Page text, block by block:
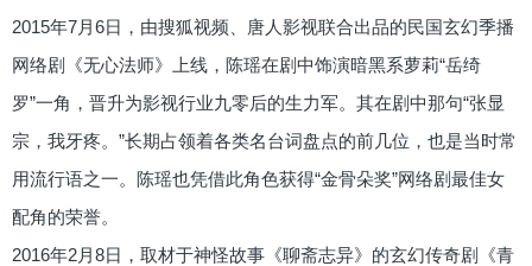
2015年7月6日，由搜狐视频、唐人影视联合出品的民国玄幻季播
网络剧《无心法师》上线，陈瑶在剧中饰演暗黑系萝莉“岳绮
罗”一角，晋升为影视行业九零后的生力军。其在剧中那句“张显
宗，我牙疼。”长期占领着各类名台词盘点的前几位，也是当时常
用流行语之一。陈瑶也凭借此角色获得“金骨朵奖”网络剧最佳女
配角的荣誉。
2016年2月8日，取材于神怪故事《聊斋志异》的玄幻传奇剧《青